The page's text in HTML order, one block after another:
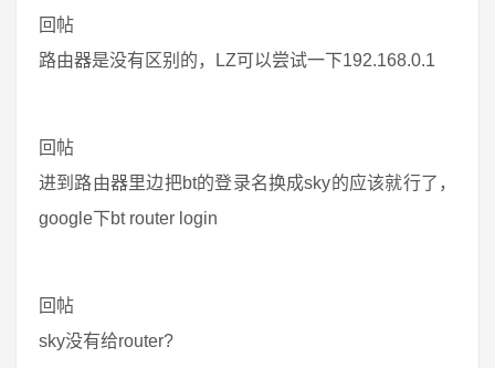
回帖
路由器是没有区别的，LZ可以尝试一下192.168.0.1
回帖
进到路由器里边把bt的登录名换成sky的应该就行了，
google下bt router login
回帖
sky没有给router?